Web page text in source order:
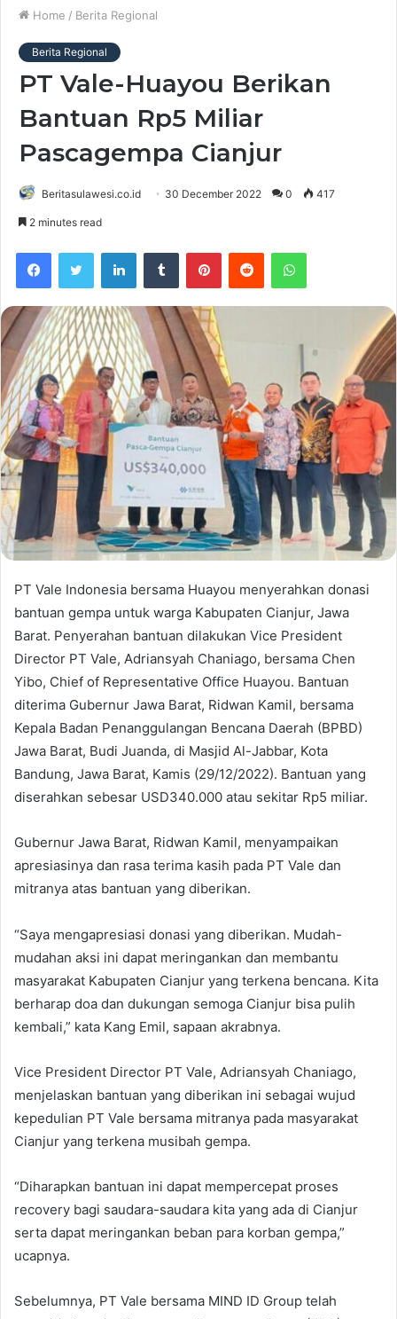
Home / Berita Regional
Berita Regional
PT Vale-Huayou Berikan
Bantuan Rp5 Miliar
Pascagempa Cianjur
Beritasulawesi.co.id 30 December 2022 0 417
2 minutes read
PT Vale Indonesia bersama Huayou menyerahkan donasi
bantuan gempa untuk warga Kabupaten Cianjur, Jawa
Barat. Penyerahan bantuan dilakukan Vice President
Director PT Vale, Adriansyah Chaniago, bersama Chen
Yibo, Chief of Representative Office Huayou. Bantuan
diterima Gubernur Jawa Barat, Ridwan Kamil, bersama
Kepala Badan Penanggulangan Bencana Daerah (BPBD)
Jawa Barat, Budi Juanda, di Masjid Al-Jabbar, Kota
Bandung, Jawa Barat, Kamis (29/12/2022). Bantuan yang
diserahkan sebesar USD340.000 atau sekitar Rp5 miliar.
Gubernur Jawa Barat, Ridwan Kamil, menyampaikan
apresiasinya dan rasa terima kasih pada PT Vale dan
mitranya atas bantuan yang diberikan.
“Saya mengapresiasi donasi yang diberikan. Mudah-
mudahan aksi ini dapat meringankan dan membantu
masyarakat Kabupaten Cianjur yang terkena bencana. Kita
berharap doa dan dukungan semoga Cianjur bisa pulih
kembali,” kata Kang Emil, sapaan akrabnya.
Vice President Director PT Vale, Adriansyah Chaniago,
menjelaskan bantuan yang diberikan ini sebagai wujud
kepedulian PT Vale bersama mitranya pada masyarakat
Cianjur yang terkena musibah gempa.
“Diharapkan bantuan ini dapat mempercepat proses
recovery bagi saudara-saudara kita yang ada di Cianjur
serta dapat meringankan beban para korban gempa,”
ucapnya.
Sebelumnya, PT Vale bersama MIND ID Group telah